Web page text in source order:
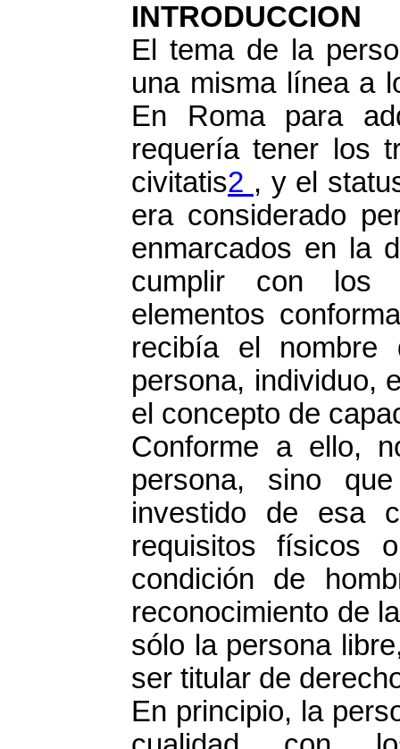
INTRODUCCION
El tema de la
una misma línea a
En Roma para
requería tener los
civitatis2 , y el
era considerado
enmarcados en la
cumplir con los
elementos
recibía el
persona, individuo,
el concepto de
Conforme a ello,
persona, sino
investido de esa
requisitos físicos
condición de
reconocimiento de
sólo la persona
ser titular de
En principio, la